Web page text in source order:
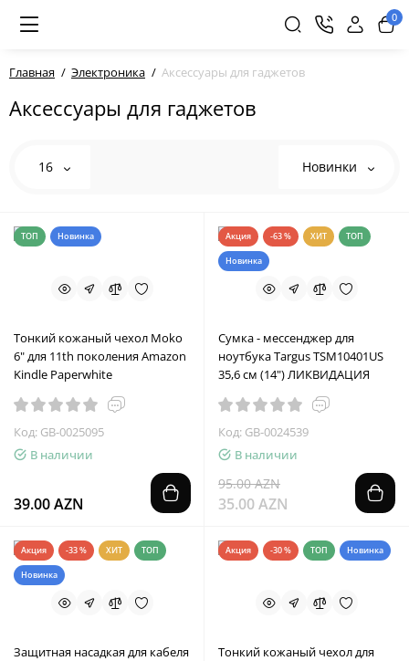
0
Главная Электроника Аксессуары для гаджетов
Аксессуары для гаджетов
16 Новинки
ТОП Новинка
Тонкий кожаный чехол Moko
6" для 11th поколения Amazon
Kindle Paperwhite
Код: GB-0025095
В наличии
39.00 AZN
Акция -63 % ХИТ ТОП
Новинка
Сумка - мессенджер для
ноутбука Targus TSM10401US
35,6 см (14") ЛИКВИДАЦИЯ
Код: GB-0024539
В наличии
95.00 AZN
35.00 AZN
Акция -33 % ХИТ ТОП
Новинка
Защитная насадкая для кабеля
Акция -30 % ТОП Новинка
Тонкий кожаный чехол для